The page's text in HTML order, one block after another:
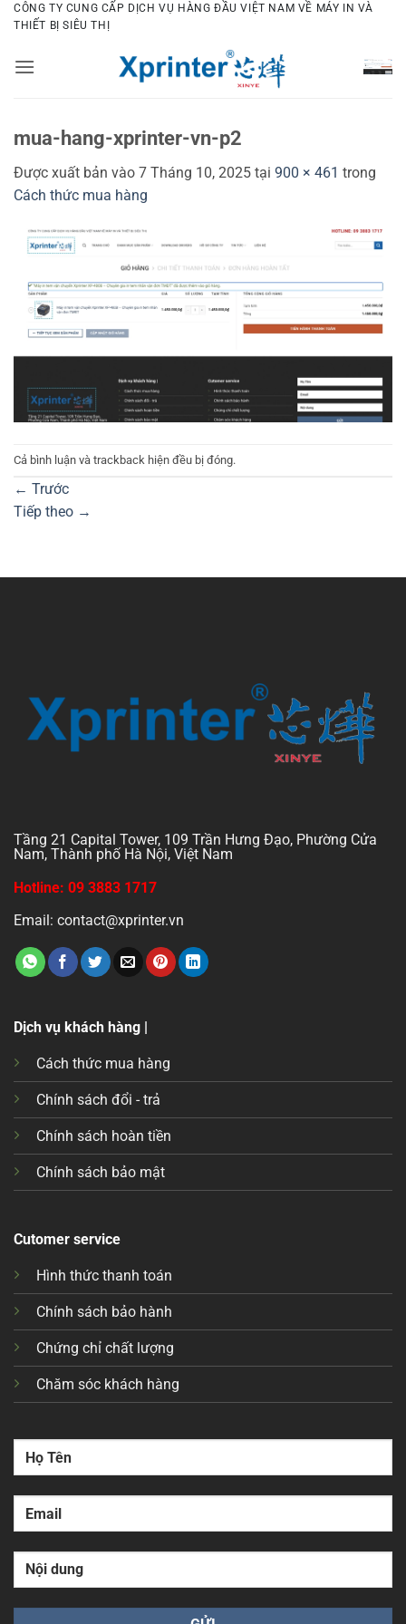
Bỏ
qua
dung
CÔNG TY CUNG CẤP DỊCH VỤ HÀNG ĐẦU VIỆT NAM VỀ MÁY IN VÀ
THIẾT BỊ SIÊU THỊ
mua-hang-xprinter-vn-p2
Được xuất bản vào 7 Tháng 10, 2025 tại 900 × 461 trong
Cách thức mua hàng
Cả bình luận và trackback hiện đều bị đóng.
← Trước
Tiếp theo →
Tầng 21 Capital Tower, 109 Trần Hưng Đạo, Phường Cửa
Nam, Thành phố Hà Nội, Việt Nam
Hotline: 09 3883 1717
Email: contact@xprinter.vn
Dịch vụ khách hàng |
Cách thức mua hàng
Chính sách đổi - trả
Chính sách hoàn tiền
Chính sách bảo mật
Cutomer service
Hình thức thanh toán
Chính sách bảo hành
Chứng chỉ chất lượng
Chăm sóc khách hàng